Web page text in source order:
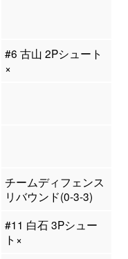
#6 古山 2Pシュート
×
チームディフェンス
リバウンド(0-3-3)
#11 白石 3Pシュー
ト×